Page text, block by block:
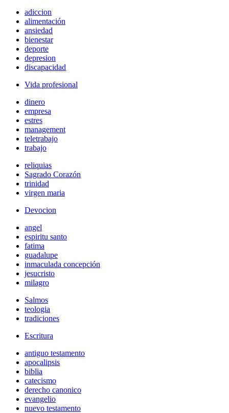
adiccion
alimentación
ansiedad
bienestar
deporte
depresion
discapacidad
Vida profesional
dinero
empresa
estres
management
teletrabajo
trabajo
reliquias
Sagrado Corazón
trinidad
virgen maria
Devocion
angel
espiritu santo
fatima
guadalupe
inmaculada concepción
jesucristo
milagro
Salmos
teologia
tradiciones
Escritura
antiguo testamento
apocalipsis
biblia
catecismo
derecho canonico
evangelio
nuevo testamento